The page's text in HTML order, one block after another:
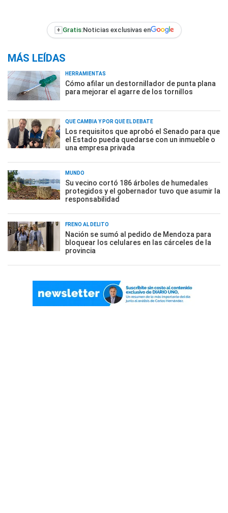
+ Gratis:Noticias exclusivas en
MÁS LEÍDAS
HERRAMIENTAS
Cómo afilar un destornillador de punta plana
para mejorar el agarre de los tornillos
QUÉ CAMBIA Y POR QUÉ EL DEBATE
Los requisitos que aprobó el Senado para que
el Estado pueda quedarse con un inmueble o
una empresa privada
MUNDO
Su vecino cortó 186 árboles de humedales
protegidos y el gobernador tuvo que asumir la
responsabilidad
FRENO AL DELITO
Nación se sumó al pedido de Mendoza para
bloquear los celulares en las cárceles de la
provincia